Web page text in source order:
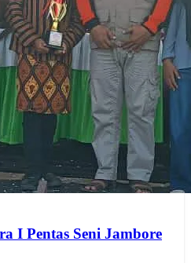
I Pentas Seni Jambore